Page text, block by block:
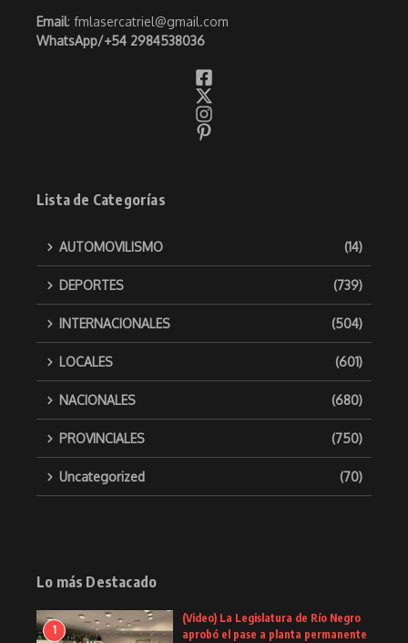
Email: fmlasercatriel@gmail.com
WhatsApp/+54 2984538036
Lista de Categorías
AUTOMOVILISMO (14)
DEPORTES (739)
INTERNACIONALES (504)
LOCALES (601)
NACIONALES (680)
PROVINCIALES (750)
Uncategorized (70)
Lo más Destacado
1
(Video) La Legislatura de Río Negro
aprobó el pase a planta permanente